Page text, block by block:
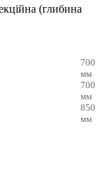
700
мм
700
мм
850
мм